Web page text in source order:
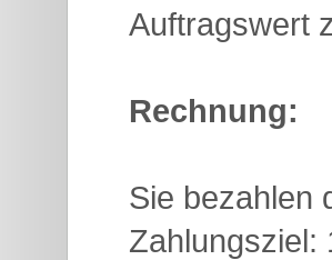
Auftragswert
Rechnung:
Sie bezahlen
Zahlungsziel: